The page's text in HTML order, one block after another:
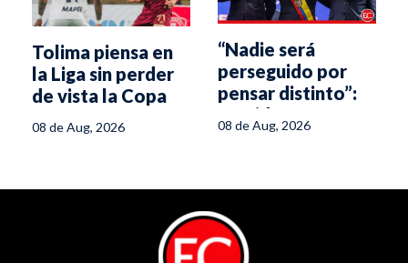
Tolima piensa en
la Liga sin perder
de vista la Copa
08 de Aug, 2026
“Nadie será
perseguido por
pensar distinto”:
presidente
Abelardo de la
08 de Aug, 2026